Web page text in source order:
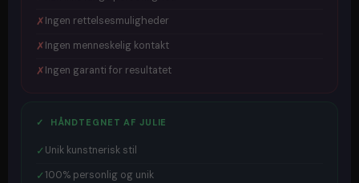
✗Ingen rettelsesmuligheder
✗Ingen menneskelig kontakt
✗Ingen garanti for resultatet
✓ HÅNDTEGNET AF JULIE
✓ Unik kunstnerisk stil
✓100% personlig og unik